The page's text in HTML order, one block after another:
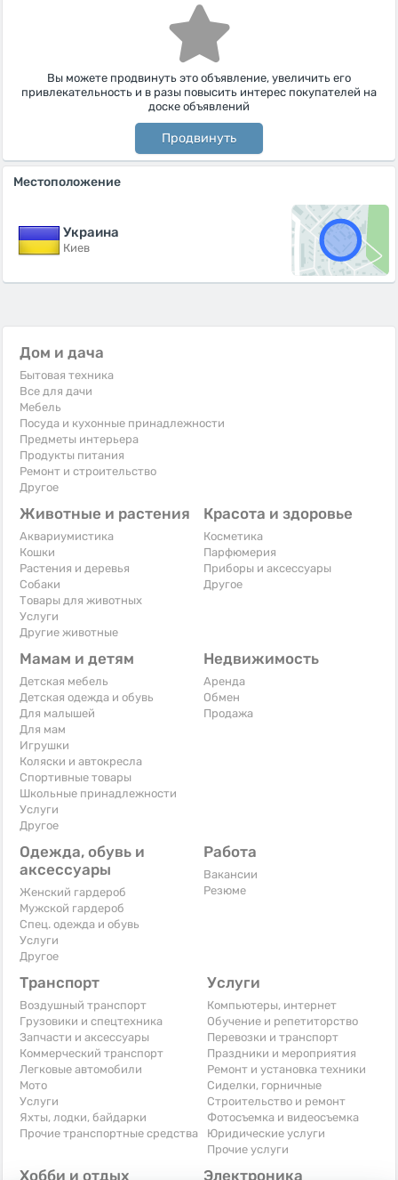
Вы можете продвинуть это объявление, увеличить его
привлекательность и в разы повысить интерес покупателей на
доске объявлений
Продвинуть
Местоположение
Украина
Киев
Дом и дача
Бытовая техника
Все для дачи
Мебель
Посуда и кухонные принадлежности
Предметы интерьера
Продукты питания
Ремонт и строительство
Другое
Животные и растения
Аквариумистика
Кошки
Растения и деревья
Собаки
Товары для животных
Услуги
Другие животные
Красота и здоровье
Косметика
Парфюмерия
Приборы и аксессуары
Другое
Мамам и детям
Детская мебель
Детская одежда и обувь
Для малышей
Для мам
Игрушки
Коляски и автокресла
Спортивные товары
Школьные принадлежности
Услуги
Другое
Недвижимость
Аренда
Обмен
Продажа
Одежда, обувь и
аксессуары
Женский гардероб
Мужской гардероб
Спец. одежда и обувь
Услуги
Другое
Работа
Вакансии
Резюме
Транспорт
Воздушный транспорт
Грузовики и спецтехника
Запчасти и аксессуары
Коммерческий транспорт
Легковые автомобили
Мото
Услуги
Яхты, лодки, байдарки
Прочие транспортные средства
Услуги
Компьютеры, интернет
Обучение и репетиторство
Перевозки и транспорт
Праздники и мероприятия
Ремонт и установка техники
Сиделки, горничные
Строительство и ремонт
Фотосъемка и видеосъемка
Юридические услуги
Прочие услуги
Хобби и отдых Электроника